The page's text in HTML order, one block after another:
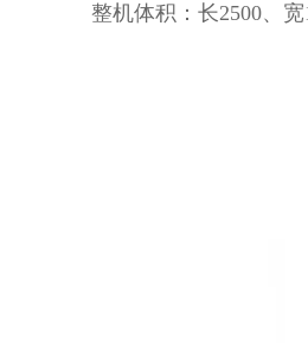
整机体积：长2500、